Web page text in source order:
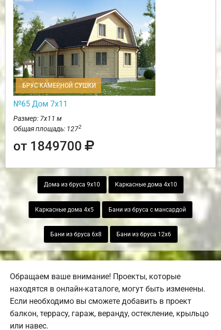
БРУС КАМЕРНОЙ СУШКИ
№65 Дом 7х11
Размер: 7х11 м
Общая площадь: 1272
от 1849700
Дома из бруса 9х10 Каркасные дома 4х10
Каркасные дома 4х5 Бани из бруса с мансардой
Бани из бруса 6х8 Бани из бруса 12х6
Обращаем ваше внимание! Проекты, которые
находятся в онлайн-каталоге, могут быть изменены.
Если необходимо вы сможете добавить в проект
балкон, террасу, гараж, веранду, остекление, крыльцо
или навес.